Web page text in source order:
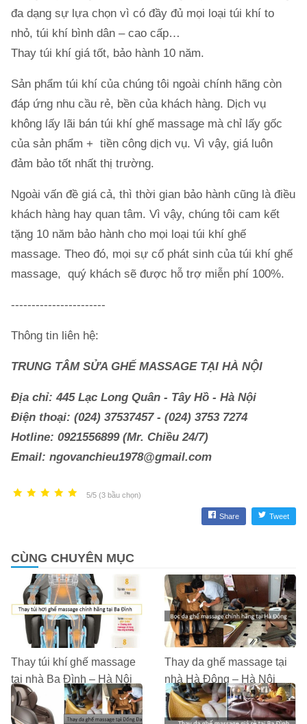
đa dạng sự lựa chọn vì có đầy đủ mọi loại túi khí to
nhỏ, túi khí bình dân – cao cấp…
Thay túi khí giá tốt, bảo hành 10 năm.
Sản phẩm túi khí của chúng tôi ngoài chính hãng còn
đáp ứng nhu cầu rẻ, bền của khách hàng. Dịch vụ
không lấy lãi bán túi khí ghế massage mà chỉ lấy gốc
của sản phẩm + tiền công dịch vụ. Vì vậy, giá luôn
đảm bảo tốt nhất thị trường.
Ngoài vấn đề giá cả, thì thời gian bảo hành cũng là điều
khách hàng hay quan tâm. Vì vậy, chúng tôi cam kết
tặng 10 năm bảo hành cho mọi loại túi khí ghế
massage. Theo đó, mọi sự cố phát sinh của túi khí ghế
massage, quý khách sẽ được hỗ trợ miễn phí 100%.
-----------------------
Thông tin liên hệ:
TRUNG TÂM SỬA GHẾ MASSAGE TẠI HÀ NỘI
Địa chỉ: 445 Lạc Long Quân - Tây Hồ - Hà Nội
Điện thoại: (024) 37537457 - (024) 3753 7274
Hotline: 0921556899 (Mr. Chiều 24/7)
Email: ngovanchieu1978@gmail.com
5/5 (3 bầu chọn)
Share Tweet
CÙNG CHUYÊN MỤC
Thay túi khí ghế massage
tại nhà Ba Đình – Hà Nội
Thay da ghế massage tại
nhà Hà Đông – Hà Nội